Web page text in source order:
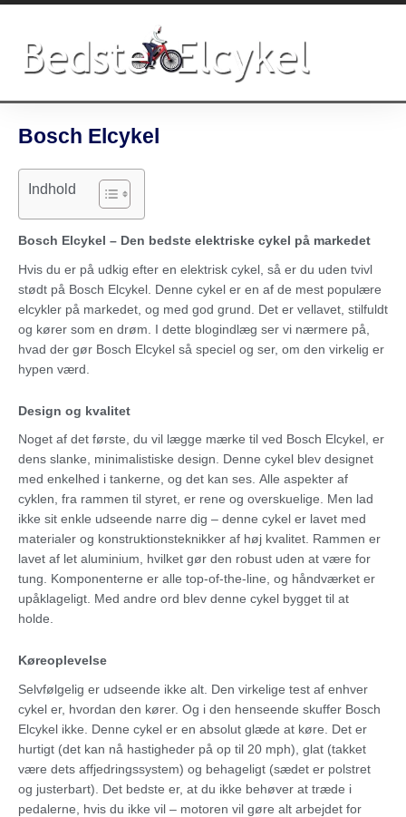
Gå
indholdet
Bosch Elcykel
Indhold
Bosch Elcykel – Den bedste elektriske cykel på markedet
Hvis du er på udkig efter en elektrisk cykel, så er du uden tvivl
stødt på Bosch Elcykel. Denne cykel er en af de mest populære
elcykler på markedet, og med god grund. Det er vellavet, stilfuldt
og kører som en drøm. I dette blogindlæg ser vi nærmere på,
hvad der gør Bosch Elcykel så speciel og ser, om den virkelig er
hypen værd.
Design og kvalitet
Noget af det første, du vil lægge mærke til ved Bosch Elcykel, er
dens slanke, minimalistiske design. Denne cykel blev designet
med enkelhed i tankerne, og det kan ses. Alle aspekter af
cyklen, fra rammen til styret, er rene og overskuelige. Men lad
ikke sit enkle udseende narre dig – denne cykel er lavet med
materialer og konstruktionsteknikker af høj kvalitet. Rammen er
lavet af let aluminium, hvilket gør den robust uden at være for
tung. Komponenterne er alle top-of-the-line, og håndværket er
upåklageligt. Med andre ord blev denne cykel bygget til at
holde.
Køreoplevelse
Selvfølgelig er udseende ikke alt. Den virkelige test af enhver
cykel er, hvordan den kører. Og i den henseende skuffer Bosch
Elcykel ikke. Denne cykel er en absolut glæde at køre. Det er
hurtigt (det kan nå hastigheder på op til 20 mph), glat (takket
være dets affjedringssystem) og behageligt (sædet er polstret
og justerbart). Det bedste er, at du ikke behøver at træde i
pedalerne, hvis du ikke vil – motoren vil gøre alt arbejdet for